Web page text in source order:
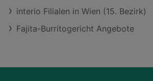
interio Filialen in Wien (15. Bezirk)
Fajita-Burritogericht Angebote